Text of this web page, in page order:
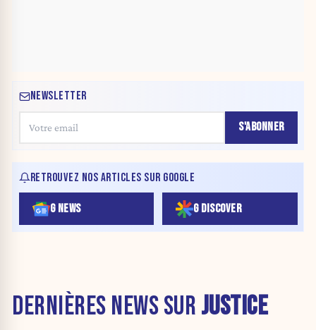
NEWSLETTER
S'ABONNER
RETROUVEZ NOS ARTICLES SUR GOOGLE
G NEWS G DISCOVER
DERNIÈRES NEWS SUR JUSTICE